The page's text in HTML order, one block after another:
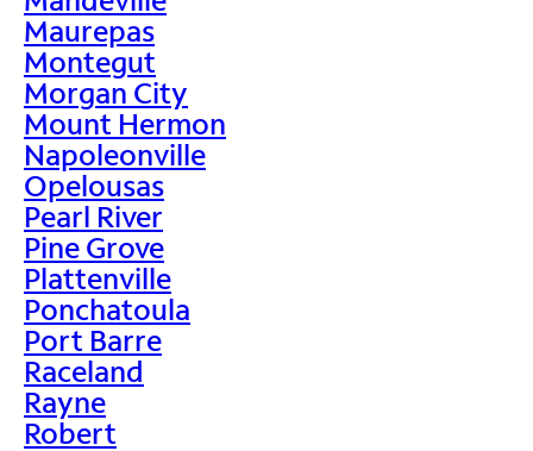
Maurepas
Montegut
Morgan City
Mount Hermon
Napoleonville
Opelousas
Pearl River
Pine Grove
Plattenville
Ponchatoula
Port Barre
Raceland
Rayne
Robert